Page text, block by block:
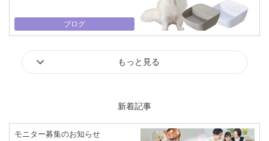
ブログ
もっと見る
新着記事
モニター募集のお知らせ